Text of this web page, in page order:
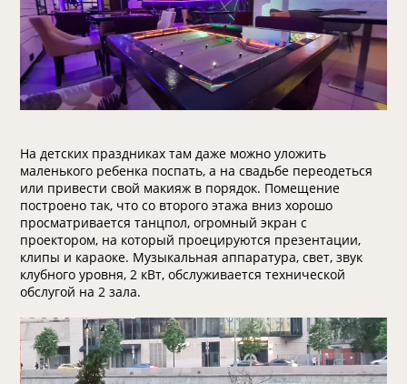
На детских праздниках там даже можно уложить
маленького ребенка поспать, а на свадьбе переодеться
или привести свой макияж в порядок. Помещение
построено так, что со второго этажа вниз хорошо
просматривается танцпол, огромный экран с
проектором, на который проецируются презентации,
клипы и караоке. Музыкальная аппаратура, свет, звук
клубного уровня, 2 кВт, обслуживается технической
обслугой на 2 зала.